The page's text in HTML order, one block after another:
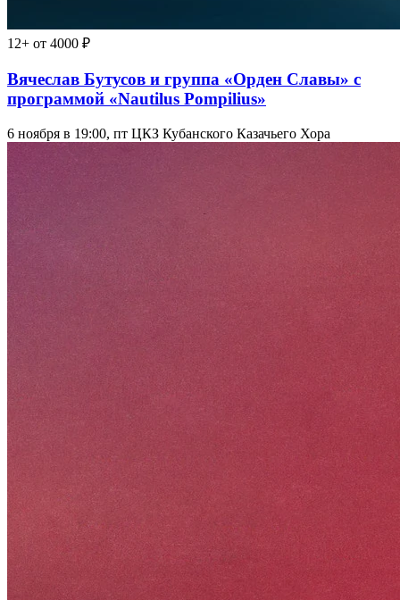
12+ от 4000 ₽
Вячеслав Бутусов и группа «Орден Славы» с
программой «Nautilus Pompilius»
6 ноября в 19:00, пт ЦКЗ Кубанского Казачьего Хора